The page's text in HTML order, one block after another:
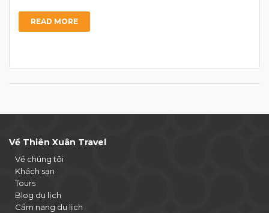
READ MORE
Về Thiên Xuân Travel
Về chúng tôi
Khách sạn
Tours
Blog du lịch
Cẩm nang du lịch